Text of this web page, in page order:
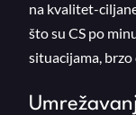
na kvalitet-
što su CS po
situacijama,